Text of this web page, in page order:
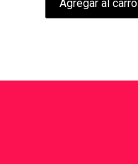
Agregar al carro